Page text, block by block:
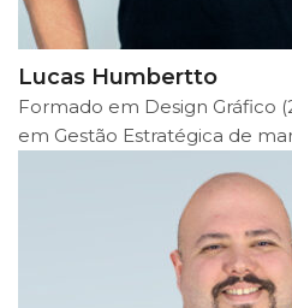
Lucas Humbertto
Formado em Design Gráfico
em Gestão Estratégica de